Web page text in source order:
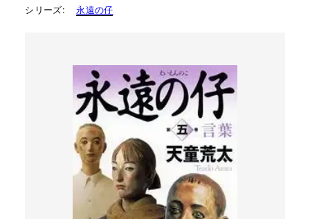
シリーズ: 永遠の仔